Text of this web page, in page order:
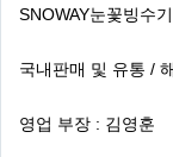
SNOWAY눈꽃빙수
국내판매 및 유통 /
영업 부장 : 김영훈